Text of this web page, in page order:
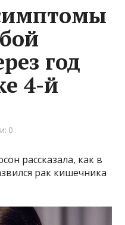
год
4-й
0
рассказала, как в
рак кишечника